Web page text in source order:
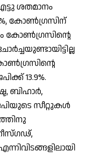
ശതമാനം
കോണ്‍ഗ്രസിന്
കോണ്‍ഗ്രസിന്റെ
13.9%.
ബിഹാര്‍,
സീറ്റുകള്‍